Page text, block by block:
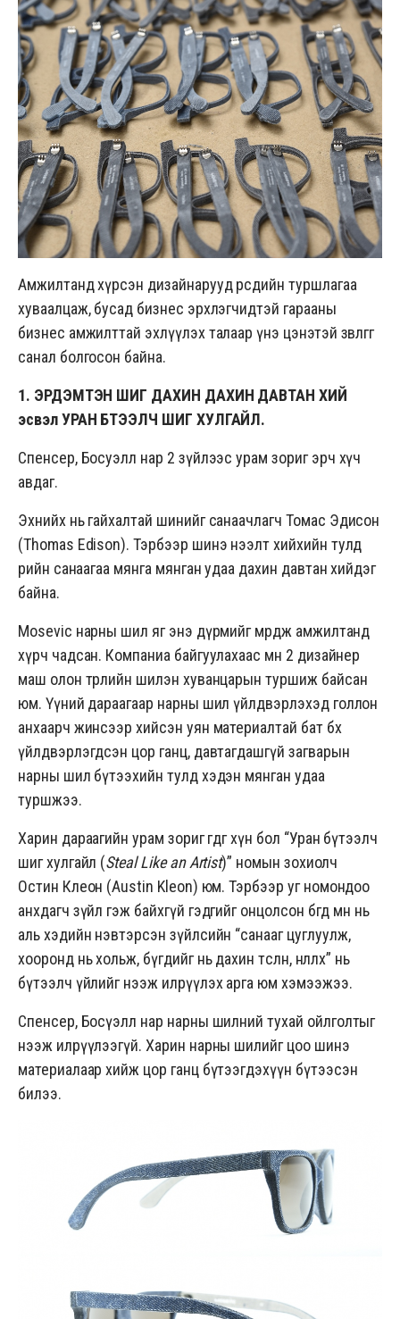
Амжилтанд хүрсэн дизайнарууд өөрсдийн туршлагаа
хуваалцаж, бусад бизнес эрхлэгчидтэй гарааны
бизнес амжилттай эхлүүлэх талаар үнэ цэнэтэй зөвлөгөөг
санал болгосон байна.
1. ЭРДЭМТЭН ШИГ ДАХИН ДАХИН ДАВТАН ХИЙ
эсвэл УРАН БҮТЭЭЛЧ ШИГ ХУЛГАЙЛ.
Спенсер, Босуэлл нар 2 зүйлээс урам зориг эрч хүч
авдаг.
Эхнийх нь гайхалтай шинийг санаачлагч Томас Эдисон
(Thomas Edison). Тэрбээр шинэ нээлт хийхийн тулд
өөрийн санаагаа мянга мянган удаа дахин давтан хийдэг
байна.
Mosevic нарны шил яг энэ дүрмийг мөрдөж амжилтанд
хүрч чадсан. Компаниа байгуулахаас өмнө 2 дизайнер
маш олон төрлийн шилэн хуванцарын туршиж байсан
юм. Үүний дараагаар нарны шил үйлдвэрлэхэд голлон
анхаарч жинсээр хийсэн уян материалтай бат бөх
үйлдвэрлэгдсэн цор ганц, давтагдашгүй загварын
нарны шил бүтээхийн тулд хэдэн мянган удаа
туршжээ.
Харин дараагийн урам зориг өгдөг хүн бол “Уран бүтээлч
шиг хулгайл (Steal Like an Artist)” номын зохиолч
Остин Клеон (Austin Kleon) юм. Тэрбээр уг номондоо
анхдагч зүйл гэж байхгүй гэдгийг онцолсон бөгөөд өмнө нь
аль хэдийн нэвтэрсэн зүйлсийн “санааг цуглуулж,
хооронд нь хольж, бүгдийг нь дахин төсөөлөн, нөлөөлөх” нь
бүтээлч үйлийг нээж илрүүлэх арга юм хэмээжээ.
Спенсер, Босүэлл нар нарны шилний тухай ойлголтыг
нээж илрүүлээгүй. Харин нарны шилийг цоо шинэ
материалаар хийж цор ганц бүтээгдэхүүн бүтээсэн
билээ.